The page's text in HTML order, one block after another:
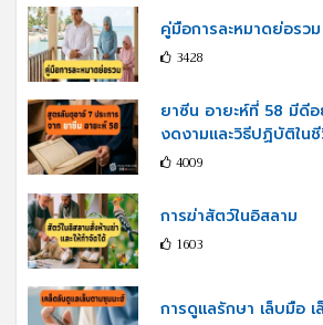
คู่มือการละหมาดย่อรวม
3428
ยาซีน อายะห์ที่ 58 มีดี
งดงามและวิธีปฏิบัติใน
4009
การฆ่าสัตว์ในอิสลาม
1603
การดูแลรักษา เล็บมือ เ